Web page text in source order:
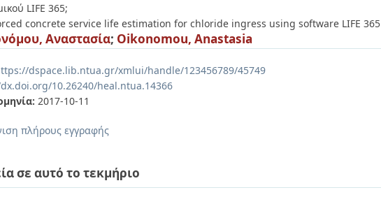
LIFE 365;
concrete service life estimation for chloride ingress using software LIFE 365
Αναστασία; Oikonomou, Anastasia
dspace.lib.ntua.gr/xmlui/handle/123456789/45749
10.26240/heal.ntua.14366
2017-10-11
πλήρους εγγραφής
σε αυτό το τεκμήριο